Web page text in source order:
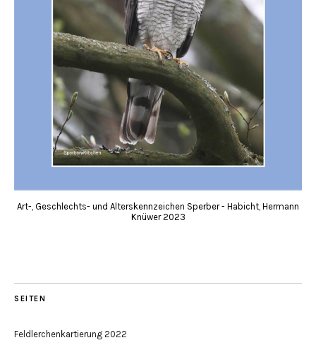
Art-, Geschlechts- und Alterskennzeichen Sperber - Habicht, Hermann
Knüwer 2023
SEITEN
Feldlerchenkartierung 2022